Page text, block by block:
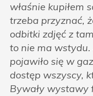
właśnie kupiłem
trzeba przyznać,
odbitki zdjęć z
to nie ma wstydu.
pojawiło się w
dostęp wszyscy,
Bywały wystawy